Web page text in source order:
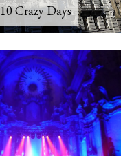
10 Crazy Days